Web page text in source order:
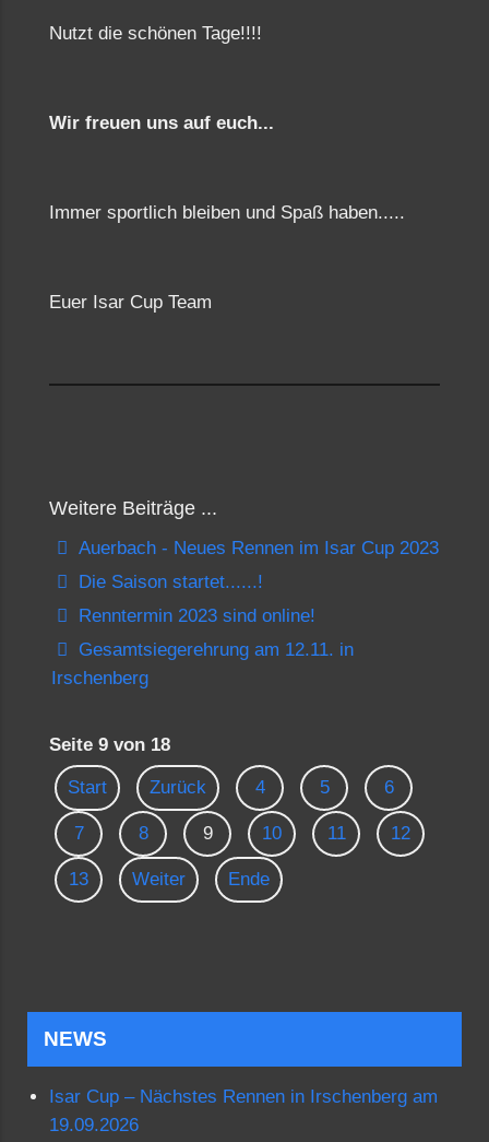
Nutzt die schönen Tage!!!!
Wir freuen uns auf euch...
Immer sportlich bleiben und Spaß haben.....
Euer Isar Cup Team
Weitere Beiträge ...
Auerbach - Neues Rennen im Isar Cup 2023
Die Saison startet......!
Renntermin 2023 sind online!
Gesamtsiegerehrung am 12.11. in
Irschenberg
Seite 9 von 18
Start Zurück 4 5 6
7 8 9 10 11 12
13 Weiter Ende
NEWS
Isar Cup – Nächstes Rennen in Irschenberg am
19.09.2026